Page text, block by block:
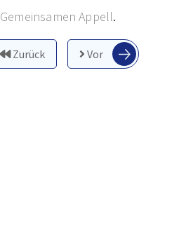
Gemeinsamen Appell.
Zurück Vor